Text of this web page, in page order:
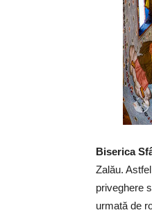
Biserica
Zalău.
priveghere
urmată de